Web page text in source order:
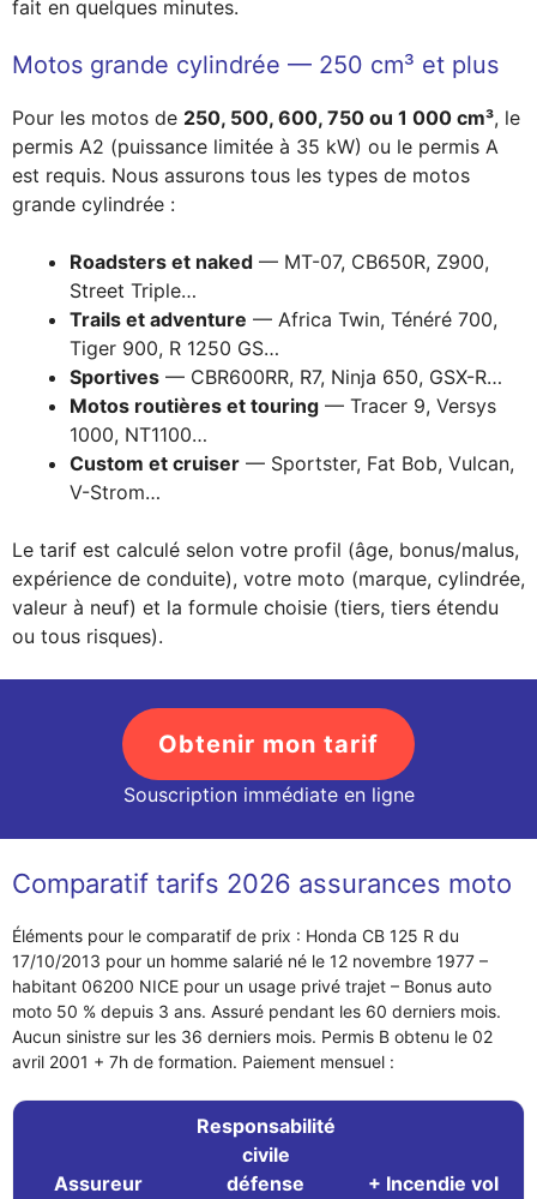
fait en quelques minutes.
Motos grande cylindrée — 250 cm³ et plus
Pour les motos de 250, 500, 600, 750 ou 1 000 cm³, le
permis A2 (puissance limitée à 35 kW) ou le permis A
est requis. Nous assurons tous les types de motos
grande cylindrée :
Roadsters et naked — MT-07, CB650R, Z900,
Street Triple…
Trails et adventure — Africa Twin, Ténéré 700,
Tiger 900, R 1250 GS…
Sportives — CBR600RR, R7, Ninja 650, GSX-R…
Motos routières et touring — Tracer 9, Versys
1000, NT1100…
Custom et cruiser — Sportster, Fat Bob, Vulcan,
V-Strom…
Le tarif est calculé selon votre profil (âge, bonus/malus,
expérience de conduite), votre moto (marque, cylindrée,
valeur à neuf) et la formule choisie (tiers, tiers étendu
ou tous risques).
Obtenir mon tarif
Souscription immédiate en ligne
Comparatif tarifs 2026 assurances moto
Éléments pour le comparatif de prix : Honda CB 125 R du
17/10/2013 pour un homme salarié né le 12 novembre 1977 –
habitant 06200 NICE pour un usage privé trajet – Bonus auto
moto 50 % depuis 3 ans. Assuré pendant les 60 derniers mois.
Aucun sinistre sur les 36 derniers mois. Permis B obtenu le 02
avril 2001 + 7h de formation. Paiement mensuel :
Assureur
Responsabilité
civile
défense
+ Incendie vol